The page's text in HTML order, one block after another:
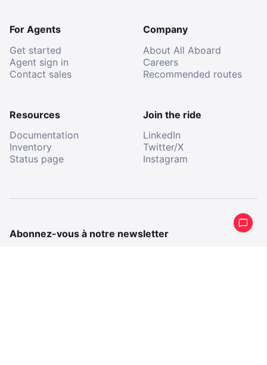
For Agents
Get started
Agent sign in
Contact sales
Company
About All Aboard
Careers
Recommended routes
Resources
Documentation
Inventory
Status page
Join the ride
LinkedIn
Twitter/X
Instagram
Abonnez-vous à notre newsletter